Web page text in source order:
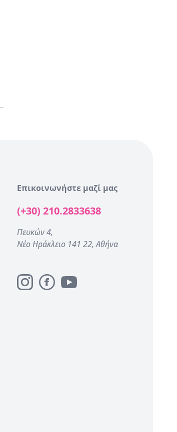
Επικοινωνήστε μαζί μας
(+30) 210.2833638
Πευκών 4,
Νέο Ηράκλειο 141 22, Αθήνα